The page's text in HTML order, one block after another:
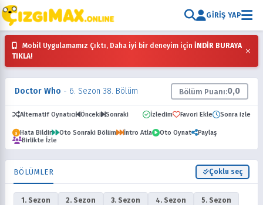
GIRIŞ YAP
Mobil Uygulamamız Çıktı, Daha iyi bir deneyim için İNDİR BURAYA
TIKLA!
×
Doctor Who - 6. Sezon 38. Bölüm Bölüm Puanı:0,0
Alternatif Oynatıcı Önceki Sonraki İzledim Favori Ekle Sonra izle
Hata Bildir Oto Sonraki Bölüm İntro Atla Oto Oynat
Paylaş
Birlikte İzle
BÖLÜMLER Çoklu seç
1. Sezon 2. Sezon 3. Sezon 4. Sezon
5. Sezon